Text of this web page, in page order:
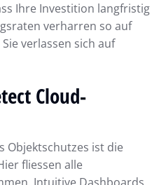
Ihre Investition langfristig
verharren so auf
verlassen sich auf
Cloud-
Objektschutzes ist die
fliessen alle